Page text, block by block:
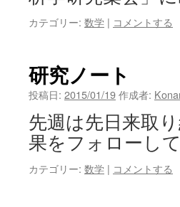
カテゴリー: 数学 | コメントする
研究ノート
投稿日: 2015/01/19作成者:
先週は先日来取
果をフォローして
カテゴリー: 数学 | コメントする